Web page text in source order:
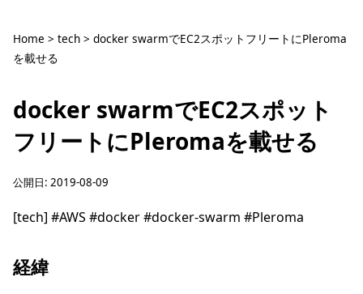
Home > tech > docker swarmでEC2スポットフリートにPleroma
を載せる
docker swarmでEC2スポット
フリートにPleromaを載せる
公開日: 2019-08-09
[tech] #AWS #docker#docker-swarm #Pleroma
経緯